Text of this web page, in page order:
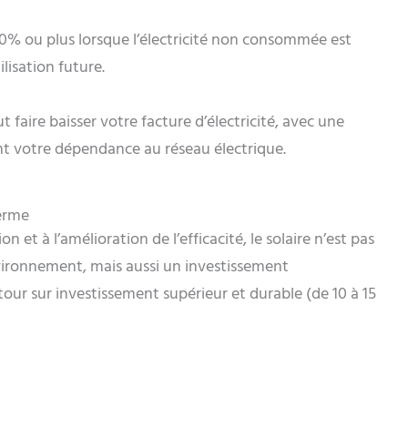
ou plus lorsque l’électricité non consommée est
future.
faire baisser votre facture d’électricité, avec une
dépendance au réseau électrique.
et à l’amélioration de l’efficacité, le solaire n’est pas
mais aussi un investissement
sur investissement supérieur et durable (de 10 à 15